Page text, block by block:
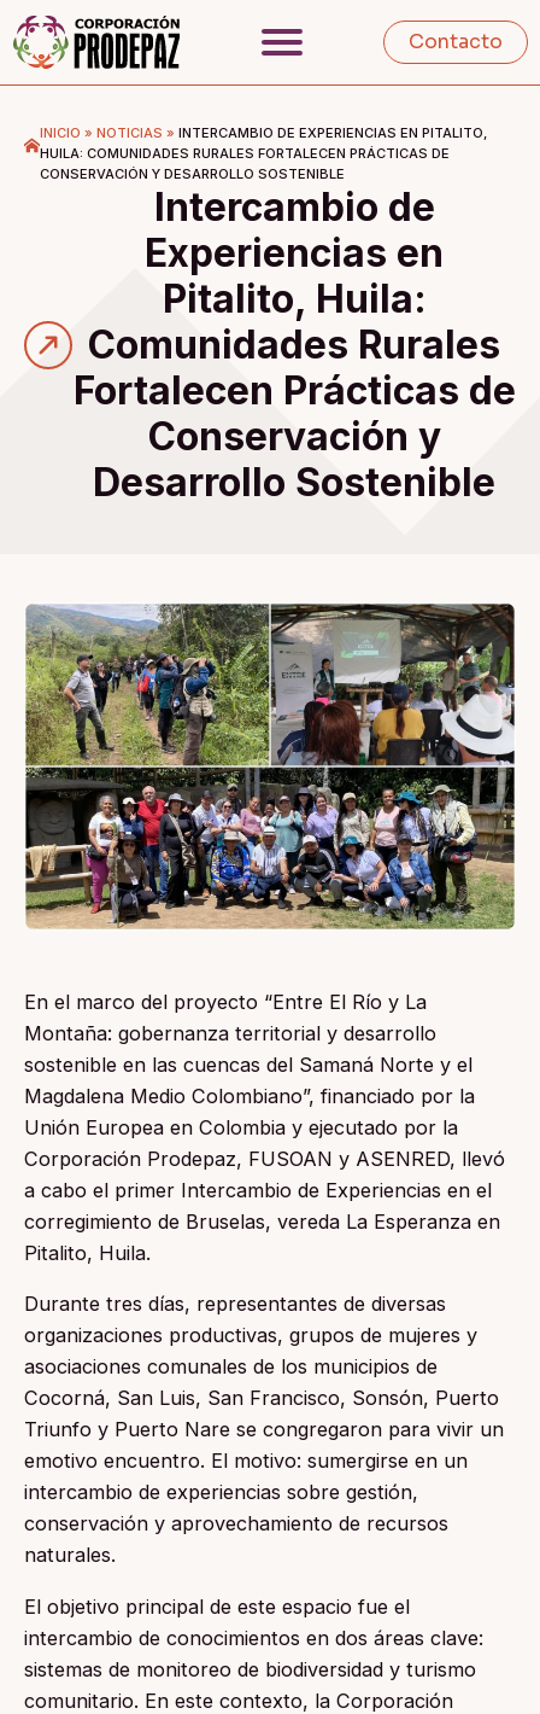
Contacto
INICIO » NOTICIAS » INTERCAMBIO DE EXPERIENCIAS EN PITALITO,
HUILA: COMUNIDADES RURALES FORTALECEN PRÁCTICAS DE
CONSERVACIÓN Y DESARROLLO SOSTENIBLE
Intercambio de
Experiencias en
Pitalito, Huila:
Comunidades Rurales
Fortalecen Prácticas de
Conservación y
Desarrollo Sostenible
En el marco del proyecto “Entre El Río y La
Montaña: gobernanza territorial y desarrollo
sostenible en las cuencas del Samaná Norte y el
Magdalena Medio Colombiano”, financiado por la
Unión Europea en Colombia y ejecutado por la
Corporación Prodepaz, FUSOAN y ASENRED, llevó
a cabo el primer Intercambio de Experiencias en el
corregimiento de Bruselas, vereda La Esperanza en
Pitalito, Huila.
Durante tres días, representantes de diversas
organizaciones productivas, grupos de mujeres y
asociaciones comunales de los municipios de
Cocorná, San Luis, San Francisco, Sonsón, Puerto
Triunfo y Puerto Nare se congregaron para vivir un
emotivo encuentro. El motivo: sumergirse en un
intercambio de experiencias sobre gestión,
conservación y aprovechamiento de recursos
naturales.
El objetivo principal de este espacio fue el
intercambio de conocimientos en dos áreas clave:
sistemas de monitoreo de biodiversidad y turismo
comunitario. En este contexto, la Corporación